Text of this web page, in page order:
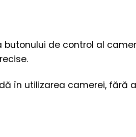
de control al
în utilizarea camerei, fără